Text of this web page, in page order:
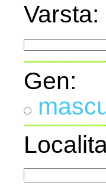
Varsta:
Gen: